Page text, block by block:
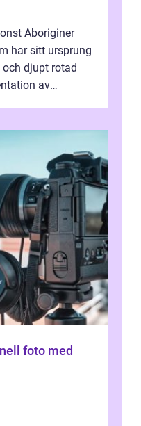
Aboriginer
har sitt ursprung
djupt rotad
av